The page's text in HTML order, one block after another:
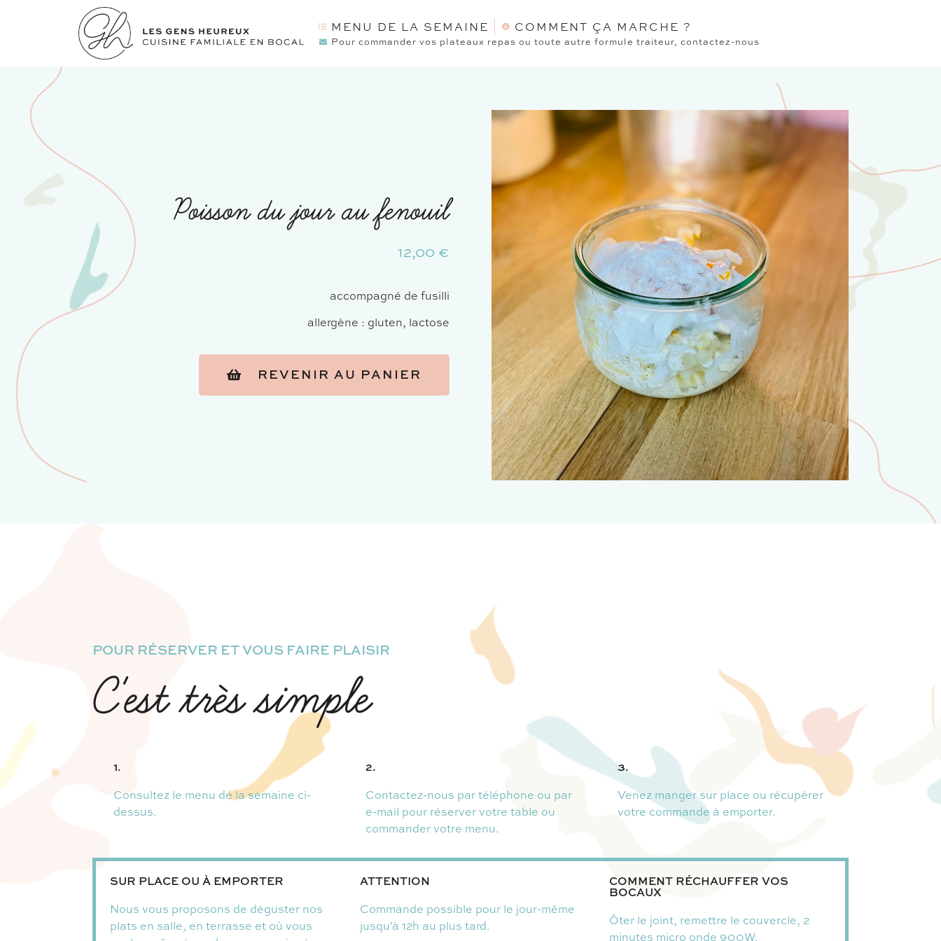
MENU DE LA SEMAINE COMMENT ÇA MARCHE ?
Pour commander vos plateaux repas ou toute autre formule traiteur, contactez-nous
Poisson du jour au fenouil
12,00 €
accompagné de fusilli
allergène : gluten, lactose
REVENIR AU PANIER
POUR RÉSERVER ET VOUS FAIRE PLAISIR
C'est très simple
1.
Consultez le menu de la semaine ci-
dessus.
2.
Contactez-nous par téléphone ou par
e-mail pour réserver votre table ou
commander votre menu.
3.
Venez manger sur place ou récupérer
votre commande à emporter.
SUR PLACE OU À EMPORTER
Nous vous proposons de déguster nos
plats en salle, en terrasse et où vous
ATTENTION
Commande possible pour le jour-même
jusqu'à 12h au plus tard.
COMMENT RÉCHAUFFER VOS
BOCAUX
Ôter le joint, remettre le couvercle, 2
minutes micro onde 900W.